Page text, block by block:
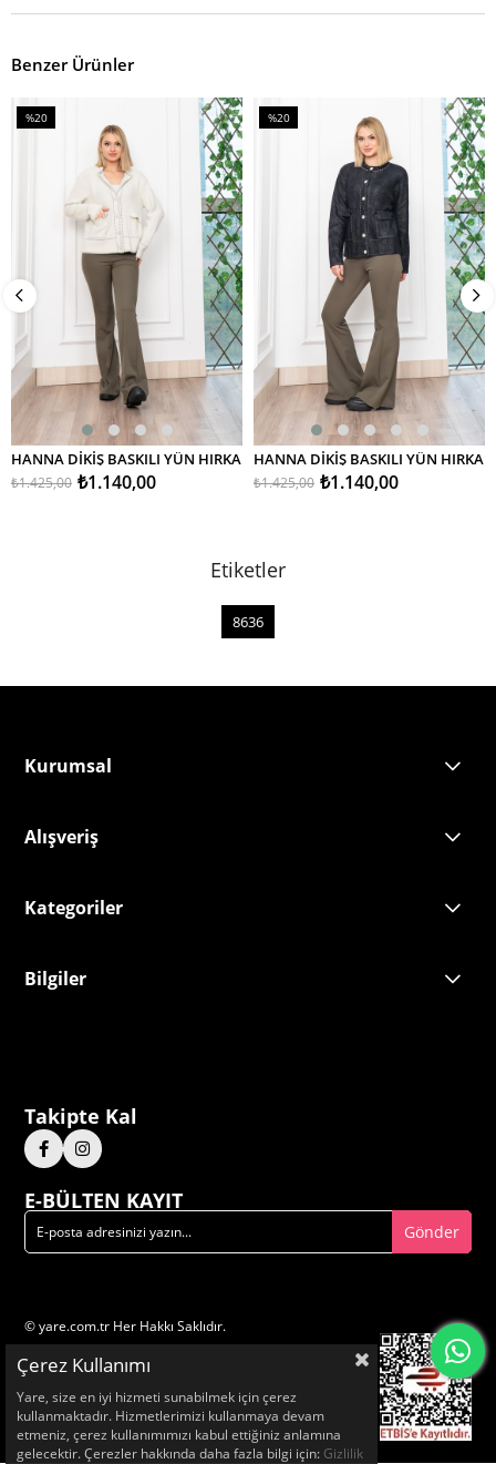
Benzer Ürünler
%20
HANNA DİKİŞ BASKILI YÜN HIRKA
₺1.140,00
₺1.425,00
%20
HANNA DİKİŞ BASKILI YÜN HIRKA
₺1.140,00
₺1.425,00
Etiketler
8636
Kurumsal
Alışveriş
Kategoriler
Bilgiler
Takipte Kal
E-BÜLTEN KAYIT
Gönder
© yare.com.tr Her Hakkı Saklıdır.
Çerez Kullanımı
Yare, size en iyi hizmeti sunabilmek için çerez
kullanmaktadır. Hizmetlerimizi kullanmaya devam
etmeniz, çerez kullanımımızı kabul ettiğiniz anlamına
gelecektir. Çerezler hakkında daha fazla bilgi için: Gizlilik